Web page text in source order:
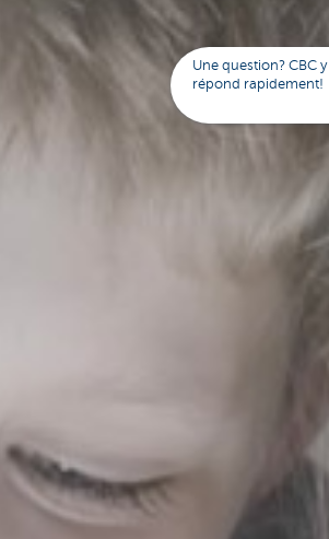
Une question? CBC y
répond rapidement!